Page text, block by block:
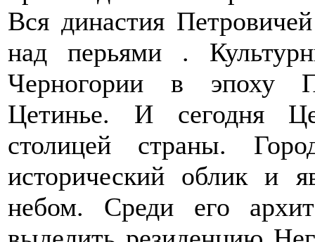
Вся династия
над перьями .
Черногории в эпоху
Цетинье. И сегодня
столицей страны.
исторический облик и
небом. Среди его